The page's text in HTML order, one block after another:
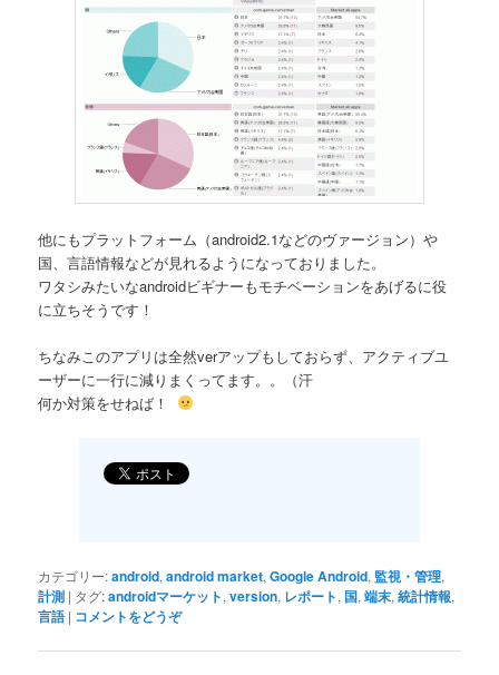
他にもプラットフォーム（android2.1などのヴァージョン）や
国、言語情報などが見れるようになっておりました。
ワタシみたいなandroidビギナーもモチベーションをあげるに役
に立ちそうです！
ちなみこのアプリは全然verアップもしておらず、アクティブユ
ーザーに一行に減りまくってます。。（汗
何か対策をせねば！
カテゴリー:android,android market,Google Android, 監視・管理,
計測 | タグ:androidマーケット,version, レポート, 国,端末,統計情報,
言語 | コメントをどうぞ